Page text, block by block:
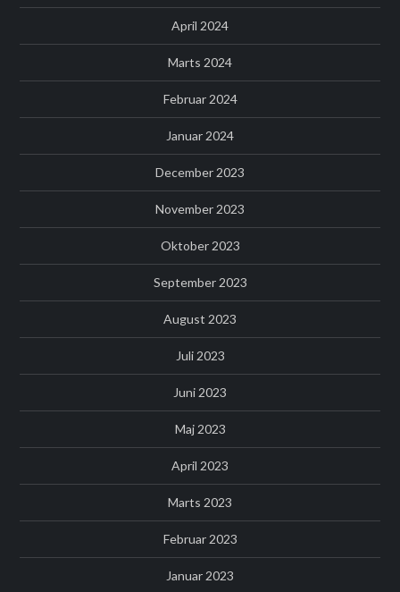
April 2024
Marts 2024
Februar 2024
Januar 2024
December 2023
November 2023
Oktober 2023
September 2023
August 2023
Juli 2023
Juni 2023
Maj 2023
April 2023
Marts 2023
Februar 2023
Januar 2023